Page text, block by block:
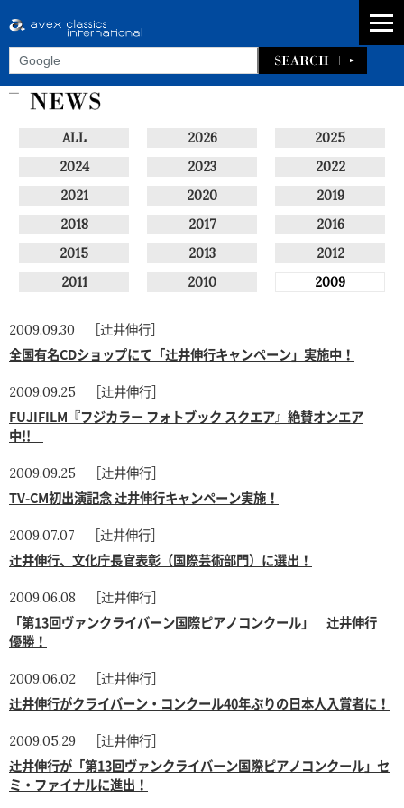
ALL 2026
2025
2024
2023
2022
2021
2020
2019
2018
2017
2016
2015
2013
2012
2011
2010 2009
2009.09.30 ［辻井伸行］
全国有名CDショップにて「辻井伸行キャンペーン」実施中！
2009.09.25 ［辻井伸行］
FUJIFILM『フジカラー フォトブック スクエア』絶賛オンエア
中!!
2009.09.25 ［辻井伸行］
TV-CM初出演記念 辻井伸行キャンペーン実施！
2009.07.07 ［辻井伸行］
辻井伸行、文化庁長官表彰（国際芸術部門）に選出！
2009.06.08 ［辻井伸行］
「第13回ヴァンクライバーン国際ピアノコンクール」 辻井伸行
優勝！
2009.06.02 ［辻井伸行］
辻井伸行がクライバーン・コンクール40年ぶりの日本人入賞者に！
2009.05.29 ［辻井伸行］
辻井伸行が「第13回ヴァンクライバーン国際ピアノコンクール」セ
ミ・ファイナルに進出！